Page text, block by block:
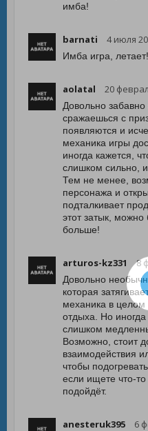
имба!
barnati 4 июля
Имба игра, летает!
aolatal 20
Довольно забавно
сражаешься с
появляются и
механика игры
иногда кажется,
слишком сильно,
Тем не менее,
персонажа и
подталкивает
этот затык,
больше!
arturos-kz331 8
Довольно
которая
механика в целом
отдыха. Но иногда
слишком
Возможно, стоит
взаимодействия
чтобы
если ищете что-
подойдёт.
anesteruk395 6